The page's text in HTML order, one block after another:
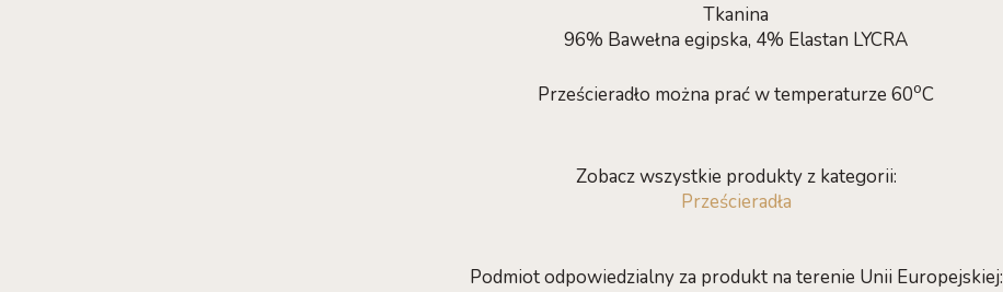
Tkanina
96% Bawełna egipska, 4% Elastan LYCRA
Prześcieradło można prać w temperaturze 60oC
Zobacz wszystkie produkty z kategorii:
Prześcieradła
Podmiot odpowiedzialny za produkt na terenie Unii Europejskiej: